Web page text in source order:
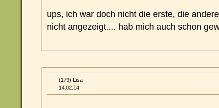
ups, ich war doch nicht die erste, die
nicht angezeigt.... hab mich auch schon
(179) Lisa
14.02.14